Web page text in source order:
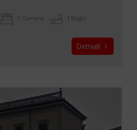
1 Camere 1 Bagni
Dettagli